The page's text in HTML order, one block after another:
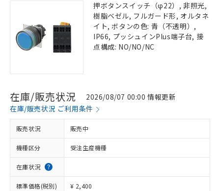
押ボタンスイッチ（φ22）, 非照光,
樹脂ベゼル, フルガード形, オルタネ
イト, ボタンの色: 青（不透明）,
IP66, プッシュインPlus端子台, 接
点構成: NO/NO/NC
在庫/販売状況
2026/08/07 00:00 情報更新
在庫/販売状況 ご利用条件
販売状況 販売中
機種区分 受注生産機種
在庫状況
標準価格(税別) ¥ 2,400